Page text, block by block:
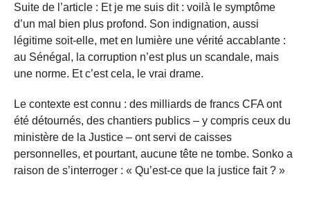
Suite de l’article : Et je me suis dit : voilà le symptôme
d’un mal bien plus profond. Son indignation, aussi
légitime soit-elle, met en lumière une vérité accablante :
au Sénégal, la corruption n’est plus un scandale, mais
une norme. Et c’est cela, le vrai drame.
Le contexte est connu : des milliards de francs CFA ont
été détournés, des chantiers publics – y compris ceux du
ministère de la Justice – ont servi de caisses
personnelles, et pourtant, aucune tête ne tombe. Sonko a
raison de s’interroger : « Qu’est-ce que la justice fait ? »